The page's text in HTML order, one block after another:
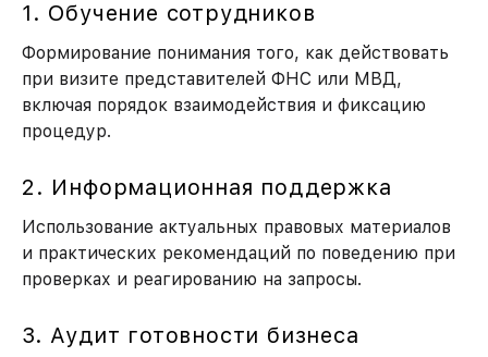
1. Обучение сотрудников
Формирование понимания того, как действовать
при визите представителей ФНС или МВД,
включая порядок взаимодействия и фиксацию
процедур.
2. Информационная поддержка
Использование актуальных правовых материалов
и практических рекомендаций по поведению при
проверках и реагированию на запросы.
3. Аудит готовности бизнеса
Как к вам обращаться?
ЗАКАЗАТЬ УСЛУГУ